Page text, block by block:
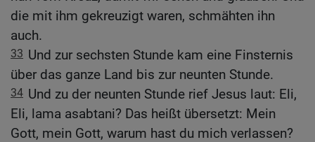
die mit ihm gekreuzigt waren, schmähten ihn
auch.
33 Und zur sechsten Stunde kam eine Finsternis
über das ganze Land bis zur neunten Stunde.
34 Und zu der neunten Stunde rief Jesus laut: Eli,
Eli, lama asabtani? Das heißt übersetzt: Mein
Gott, mein Gott, warum hast du mich verlassen?